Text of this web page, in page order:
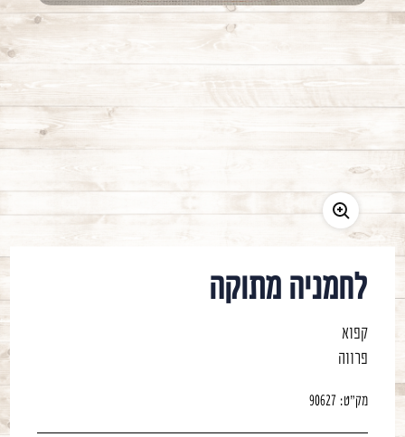
משתמש חדש/אורח
לחמניה מתוקה
קפוא
פרווה
מק"ט: 90627